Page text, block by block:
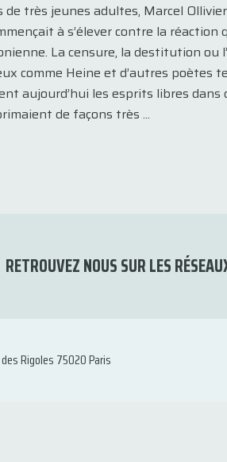
très jeunes adultes, Marcel
à s’élever contre la réaction
La censure, la destitution ou
comme Heine et d’autres poètes
aujourd’hui les esprits libres dans
de façons très ...
RETROUVEZ NOUS SUR LES
Rigoles 75020 Paris